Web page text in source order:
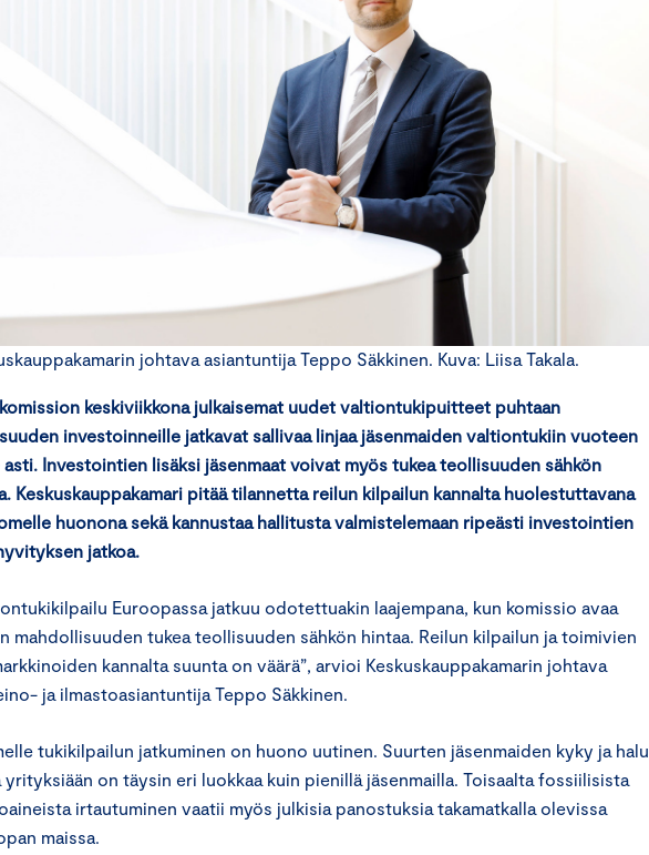
johtava asiantuntija Teppo Säkkinen. Kuva: Liisa Takala.
komission keskiviikkona julkaisemat uudet valtiontukipuitteet puhtaan
investoinneille jatkavat sallivaa linjaa jäsenmaiden valtiontukiin vuoteen
asti. Investointien lisäksi jäsenmaat voivat myös tukea teollisuuden sähkön
Keskuskauppakamari pitää tilannetta reilun kilpailun kannalta huolestuttavana
huonona sekä kannustaa hallitusta valmistelemaan ripeästi investointien
jatkoa.
Euroopassa jatkuu odotettuakin laajempana, kun komissio avaa
mahdollisuuden tukea teollisuuden sähkön hintaa. Reilun kilpailun ja toimivien
kannalta suunta on väärä”, arvioi Keskuskauppakamarin johtava
ja ilmastoasiantuntija Teppo Säkkinen.
tukikilpailun jatkuminen on huono uutinen. Suurten jäsenmaiden kyky ja halu
yrityksiään on täysin eri luokkaa kuin pienillä jäsenmailla. Toisaalta fossiilisista
irtautuminen vaatii myös julkisia panostuksia takamatkalla olevissa
maissa.